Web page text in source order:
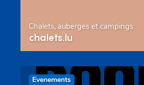
Chalets, auberges et campings
chalets.lu
Evenements